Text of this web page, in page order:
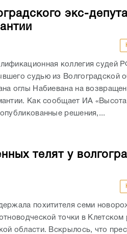
экс-
коллегия судей
судью из Волгоградской
оглы Набиевана на
Как сообщает ИА «Высота
решения,...
телят у
похитителя семи
точки в Клетском
области. Вскрылось, что